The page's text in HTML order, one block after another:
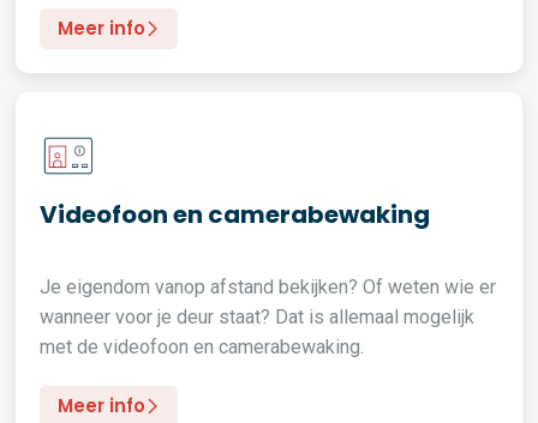
Meer info
Videofoon en camerabewaking
Je eigendom vanop afstand bekijken? Of weten wie er
wanneer voor je deur staat? Dat is allemaal mogelijk
met de videofoon en camerabewaking.
Meer info